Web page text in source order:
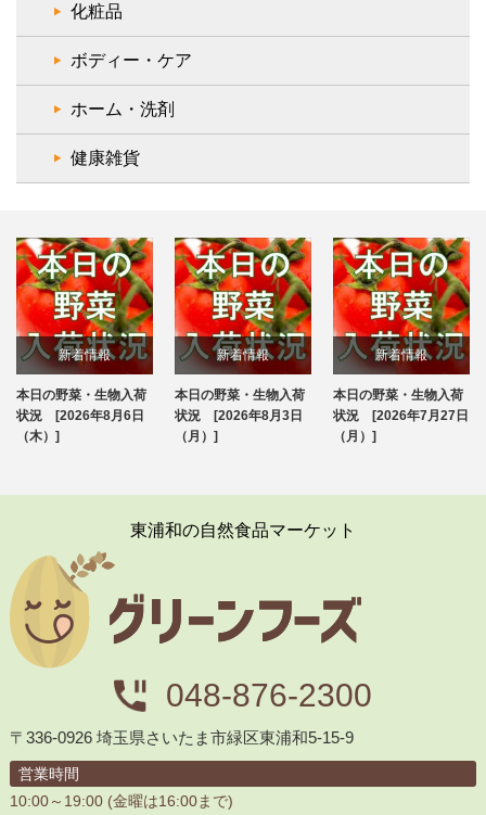
化粧品
ボディー・ケア
ホーム・洗剤
健康雑貨
新着情報
ブログ
本日の野菜・生物入荷
状況 [2026年8月6日
（木）]
新着情報
ブログ
本日の野菜・生物入荷
状況 [2026年8月3日
（月）]
新着情報
ブログ
本日の野菜・生物入荷
状況 [2026年7月27日
（月）]
東浦和の自然食品マーケット
048-876-2300
〒336-0926 埼玉県さいたま市緑区東浦和5-15-9
営業時間
10:00～19:00 (金曜は16:00まで)